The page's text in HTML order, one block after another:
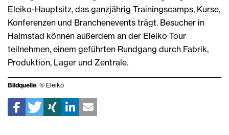
Eleiko-Hauptsitz, das ganzjährig Trainingscamps, Kurse,
Konferenzen und Branchenevents trägt. Besucher in
Halmstad können außerdem an der Eleiko Tour
teilnehmen, einem geführten Rundgang durch Fabrik,
Produktion, Lager und Zentrale.
Bildquelle: © Eleiko